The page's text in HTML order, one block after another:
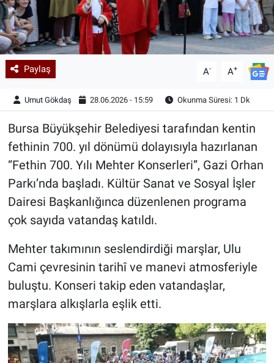
Paylaş A- A+
Umut Gökdaş 28.06.2026 - 15:59 Okunma Süresi: 1 Dk
Bursa Büyükşehir Belediyesi tarafından kentin
fethinin 700. yıl dönümü dolayısıyla hazırlanan
“Fethin 700. Yılı Mehter Konserleri”, Gazi Orhan
Parkı’nda başladı. Kültür Sanat ve Sosyal İşler
Dairesi Başkanlığınca düzenlenen programa
çok sayıda vatandaş katıldı.
Mehter takımının seslendirdiği marşlar, Ulu
Cami çevresinin tarihî ve manevi atmosferiyle
buluştu. Konseri takip eden vatandaşlar,
marşlara alkışlarla eşlik etti.
Yazarlar
Astroloji-Rüya